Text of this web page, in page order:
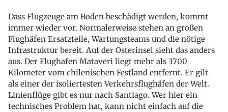
Dass Flugzeuge am Boden beschädigt werden, kommt
immer wieder vor. Normalerweise stehen an großen
Flughäfen Ersatzteile, Wartungsteams und die nötige
Infrastruktur bereit. Auf der Osterinsel sieht das anders
aus. Der Flughafen Mataveri liegt mehr als 3700
Kilometer vom chilenischen Festland entfernt. Er gilt
als einer der isoliertesten Verkehrsflughäfen der Welt.
Linienflüge gibt es nur nach Santiago. Wer hier ein
technisches Problem hat, kann nicht einfach auf die